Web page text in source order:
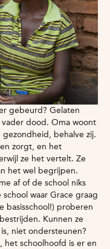
gebeurd? Gelaten
dood. Oma woont
behalve zij.
zorgt, en het
ze het vertelt. Ze
het wel begrijpen.
af of de school niks
waar Grace graag
basisschool!) proberen
Kunnen ze
niet ondersteunen?
het schoolhoofd is er en